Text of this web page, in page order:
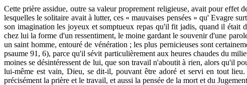
Cette prière assidue, outre sa valeur proprement religieuse, avait pour effet
lesquelles le solitaire avait à lutter, ces « mauvaises pensées » qu' Evagre
son imagination les joyeux et somptueux repas qu'il fit jadis, quand il était
chez lui la forme d'un ressentiment, le moine gardant le souvenir d'une
un saint homme, entouré de vénération ; les plus pernicieuses sont
psaume 91, 6), parce qu'il sévit particulièrement aux heures chaudes du
moines se désintéressent de lui, que son travail n'aboutit à rien, alors qu'il
lui-même est vain, Dieu, se dit-il, pouvant être adoré et servi en tout
précisément la prière et le travail, et aussi la pensée de la mort et du